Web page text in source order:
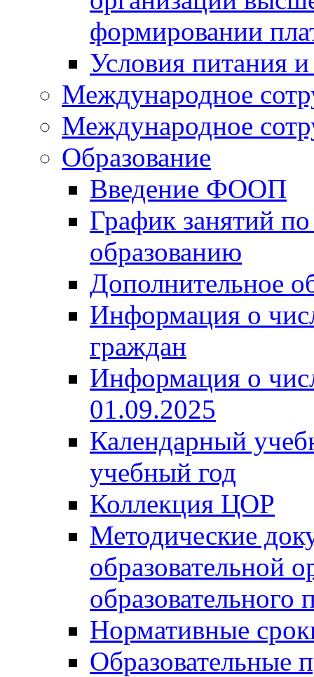
формировании
Условия питания
Международное
Международное
Образование
Введение ФООП
График занятий
образованию
Дополнительное
Информация о
граждан
Информация о
01.09.2025
Календарный
учебный год
Коллекция ЦОР
Методические
образовательной
образовательного
Нормативные
Образовательные